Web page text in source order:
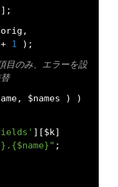
];
,
+ 1
);
のみ、エラーを設
, $names )
)
][$k]
;